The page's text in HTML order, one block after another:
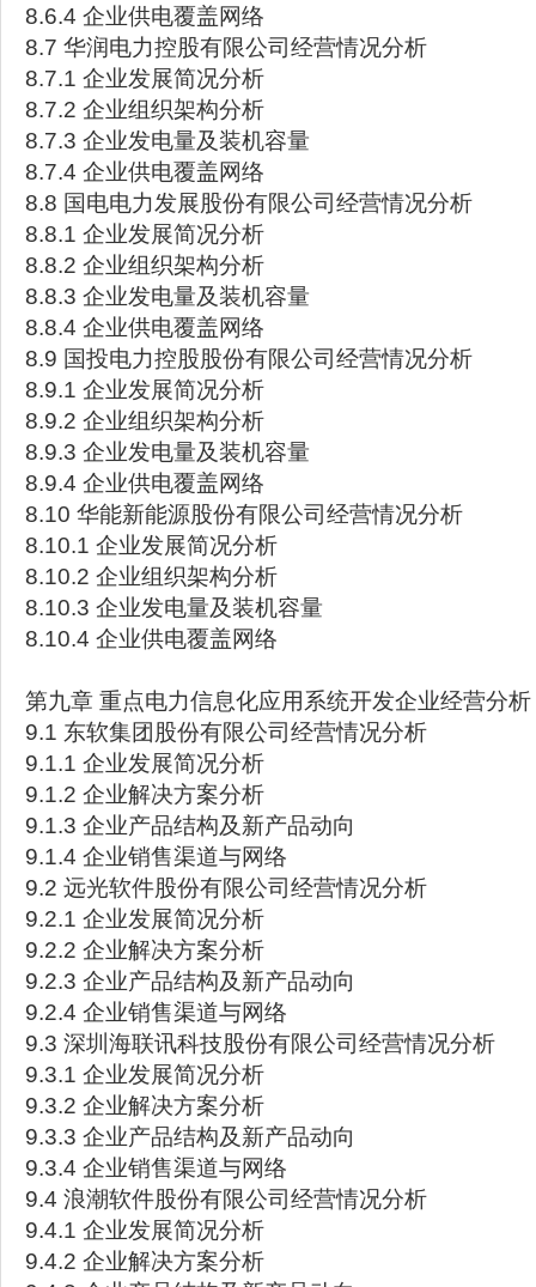
8.6.4 企业供电覆盖网络
8.7 华润电力控股有限公司经营情况分析
8.7.1 企业发展简况分析
8.7.2 企业组织架构分析
8.7.3 企业发电量及装机容量
8.7.4 企业供电覆盖网络
8.8 国电电力发展股份有限公司经营情况分析
8.8.1 企业发展简况分析
8.8.2 企业组织架构分析
8.8.3 企业发电量及装机容量
8.8.4 企业供电覆盖网络
8.9 国投电力控股股份有限公司经营情况分析
8.9.1 企业发展简况分析
8.9.2 企业组织架构分析
8.9.3 企业发电量及装机容量
8.9.4 企业供电覆盖网络
8.10 华能新能源股份有限公司经营情况分析
8.10.1 企业发展简况分析
8.10.2 企业组织架构分析
8.10.3 企业发电量及装机容量
8.10.4 企业供电覆盖网络
第九章 重点电力信息化应用系统开发企业经营分析
9.1 东软集团股份有限公司经营情况分析
9.1.1 企业发展简况分析
9.1.2 企业解决方案分析
9.1.3 企业产品结构及新产品动向
9.1.4 企业销售渠道与网络
9.2 远光软件股份有限公司经营情况分析
9.2.1 企业发展简况分析
9.2.2 企业解决方案分析
9.2.3 企业产品结构及新产品动向
9.2.4 企业销售渠道与网络
9.3 深圳海联讯科技股份有限公司经营情况分析
9.3.1 企业发展简况分析
9.3.2 企业解决方案分析
9.3.3 企业产品结构及新产品动向
9.3.4 企业销售渠道与网络
9.4 浪潮软件股份有限公司经营情况分析
9.4.1 企业发展简况分析
9.4.2 企业解决方案分析